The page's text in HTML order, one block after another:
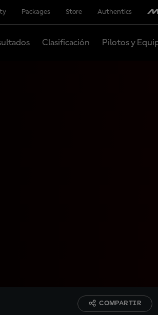
Packages Store Authentics
Clasificación Pilotos y
COMPARTIR